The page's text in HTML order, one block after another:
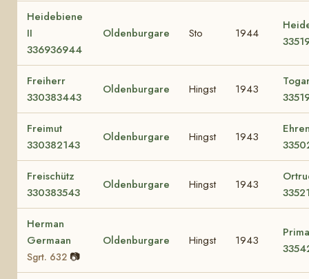
Heidebiene
II
336936944
Oldenburgare Sto 1944
Freiherr
330383443
Oldenburgare Hingst 1943
Freimut
330382143
Oldenburgare Hingst 1943
Freischütz
330383543
Oldenburgare Hingst 1943
Herman
Germaan
Sgrt. 632 📷
Oldenburgare Hingst 1943